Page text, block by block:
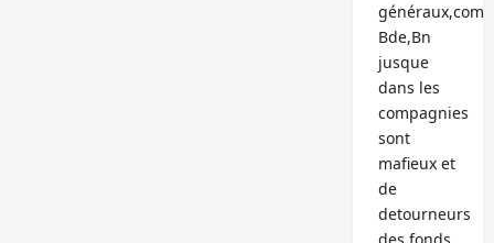
généraux,com
Bde,Bn
jusque
dans les
compagnies
sont
mafieux et
de
detourneurs